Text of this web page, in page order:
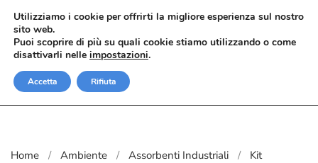
Passa al contenuto principale
Home Ambiente Assorbenti Industriali
Kit
Utilizziamo i cookie per offrirti la migliore esperienza sul nostro
sito web.
Puoi scoprire di più su quali cookie stiamo utilizzando o come
disattivarli nelle impostazioni.
Accetta Rifiuta